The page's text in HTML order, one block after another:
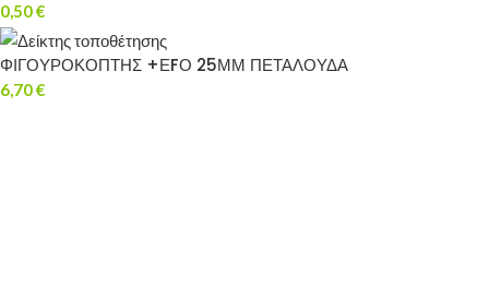
0,50€
ΦΙΓΟΥΡΟΚΟΠΤΗΣ +ΕFΟ 25ΜΜ ΠΕΤΑΛΟΥΔΑ
6,70€